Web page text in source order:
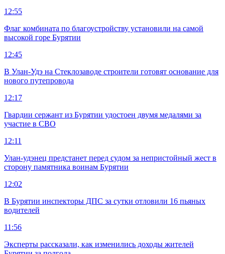
12:55
Флаг комбината по благоустройству установили на самой
высокой горе Бурятии
12:45
В Улан-Удэ на Стеклозаводе строители готовят основание для
нового путепровода
12:17
Гвардии сержант из Бурятии удостоен двумя медалями за
участие в СВО
12:11
Улан-удэнец предстанет перед судом за непристойный жест в
сторону памятника воинам Бурятии
12:02
В Бурятии инспекторы ДПС за сутки отловили 16 пьяных
водителей
11:56
Эксперты рассказали, как изменились доходы жителей